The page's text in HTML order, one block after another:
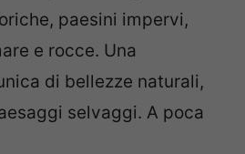
paesini impervi,
e rocce. Una
di bellezze naturali,
selvaggi. A poca